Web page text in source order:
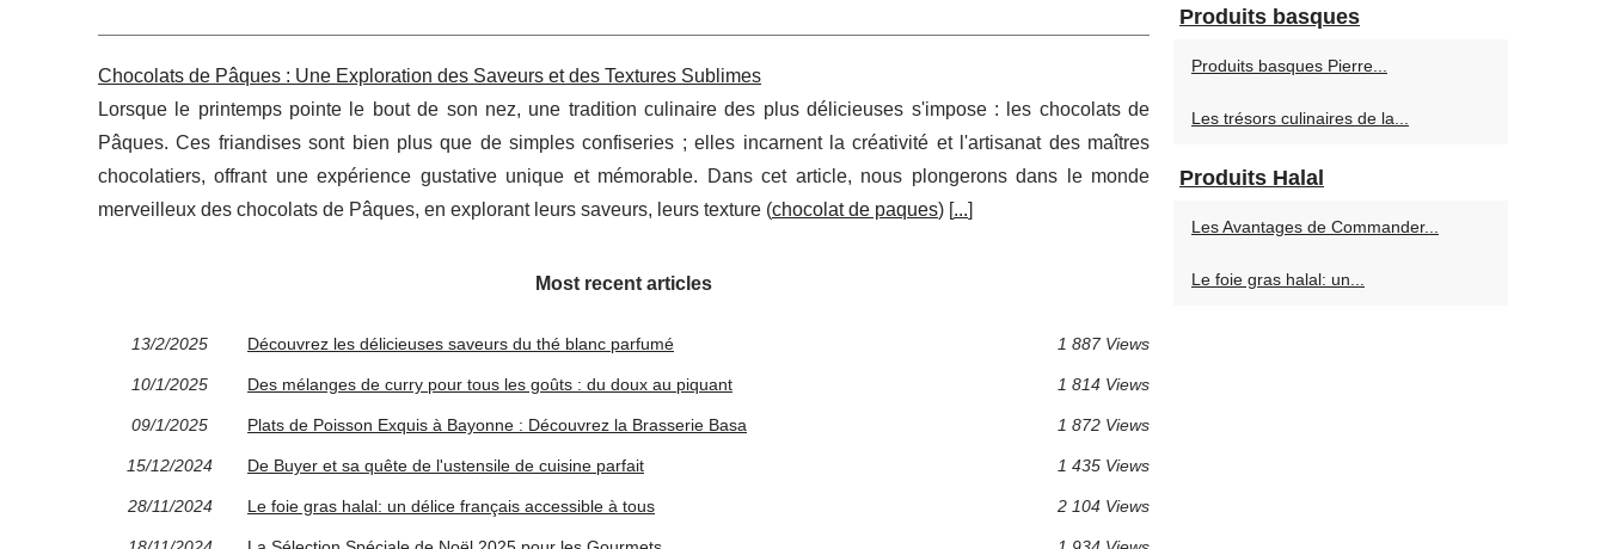
Chocolats de Pâques : Une Exploration des Saveurs et des Textures Sublimes
Lorsque le printemps pointe le bout de son nez, une tradition culinaire des plus délicieuses s'impose : les chocolats de
Pâques. Ces friandises sont bien plus que de simples confiseries ; elles incarnent la créativité et l'artisanat des maîtres
chocolatiers, offrant une expérience gustative unique et mémorable. Dans cet article, nous plongerons dans le monde
merveilleux des chocolats de Pâques, en explorant leurs saveurs, leurs texture (chocolat de paques) [...]
Most recent articles
13/2/2025 Découvrez les délicieuses saveurs du thé blanc parfumé 1 887 Views
10/1/2025 Des mélanges de curry pour tous les goûts : du doux au piquant 1 814 Views
09/1/2025 Plats de Poisson Exquis à Bayonne : Découvrez la Brasserie Basa 1 872 Views
15/12/2024 De Buyer et sa quête de l'ustensile de cuisine parfait 1 435 Views
28/11/2024 Le foie gras halal: un délice français accessible à tous 2 104 Views
Produits basques
Produits basques Pierre...
Les trésors culinaires de la...
Produits Halal
Les Avantages de Commander...
Le foie gras halal: un...